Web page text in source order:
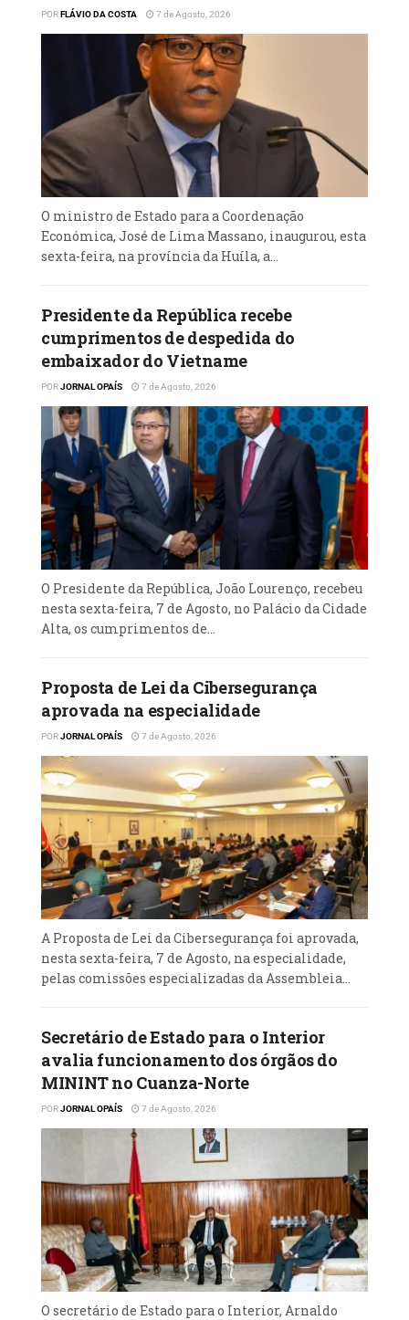
PORFLÁVIO DA COSTA 7 de Agosto, 2026
O ministro de Estado para a Coordenação
Económica, José de Lima Massano, inaugurou, esta
sexta-feira, na província da Huíla, a...
Presidente da República recebe
cumprimentos de despedida do
embaixador do Vietname
PORJORNAL OPAÍS 7 de Agosto, 2026
O Presidente da República, João Lourenço, recebeu
nesta sexta-feira, 7 de Agosto, no Palácio da Cidade
Alta, os cumprimentos de...
Proposta de Lei da Cibersegurança
aprovada na especialidade
PORJORNAL OPAÍS 7 de Agosto, 2026
A Proposta de Lei da Cibersegurança foi aprovada,
nesta sexta-feira, 7 de Agosto, na especialidade,
pelas comissões especializadas da Assembleia...
Secretário de Estado para o Interior
avalia funcionamento dos órgãos do
MININT no Cuanza-Norte
PORJORNAL OPAÍS 7 de Agosto, 2026
O secretário de Estado para o Interior, Arnaldo